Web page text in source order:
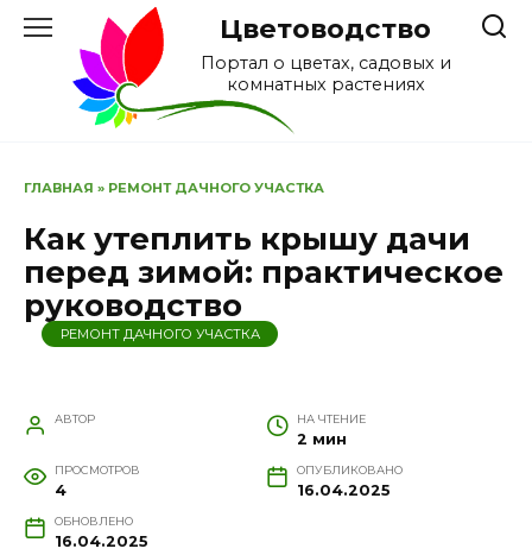
Перейти
содержанию
Цветоводство
Портал о цветах, садовых и
комнатных растениях
ГЛАВНАЯ » РЕМОНТ ДАЧНОГО УЧАСТКА
Как утеплить крышу дачи
перед зимой: практическое
руководство
РЕМОНТ ДАЧНОГО УЧАСТКА
АВТОР НА ЧТЕНИЕ
2 мин
ПРОСМОТРОВ
4
ОПУБЛИКОВАНО
16.04.2025
ОБНОВЛЕНО
16.04.2025